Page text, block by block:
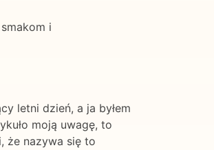
i
letni dzień, a ja byłem
moją uwagę, to
że nazywa się to